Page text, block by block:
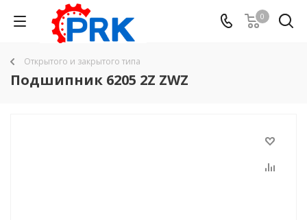
0
Открытого и закрытого типа
Подшипник 6205 2Z ZWZ